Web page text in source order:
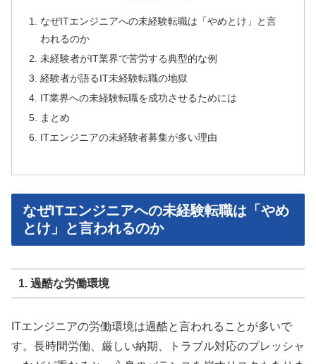
なぜITエンジニアへの未経験転職は「やめとけ」と言
われるのか
未経験者がIT業界で苦労する典型的な例
経験者が語るIT未経験転職の地獄
IT業界への未経験転職を成功させるためには
まとめ
ITエンジニアの未経験者募集が多い理由
なぜITエンジニアへの未経験転職は「やめ
とけ」と言われるのか
1. 過酷な労働環境
ITエンジニアの労働環境は過酷と言われることが多いで
す。長時間労働、厳しい納期、トラブル対応のプレッシャ